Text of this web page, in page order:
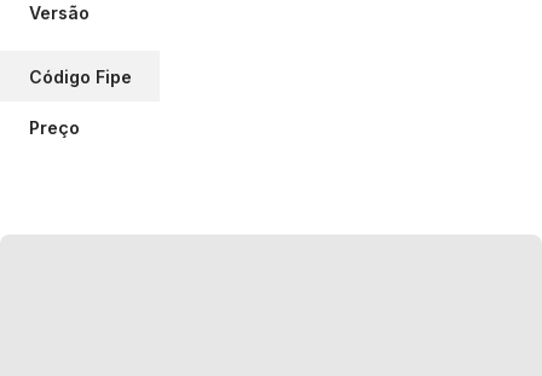
Versão
Código Fipe
Preço